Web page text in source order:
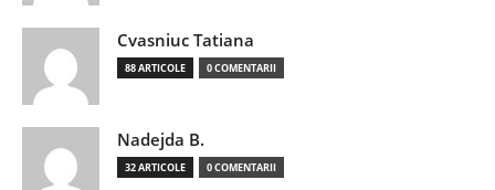
Cvasniuc Tatiana
88 ARTICOLE 0 COMENTARII
Nadejda B.
32 ARTICOLE 0 COMENTARII